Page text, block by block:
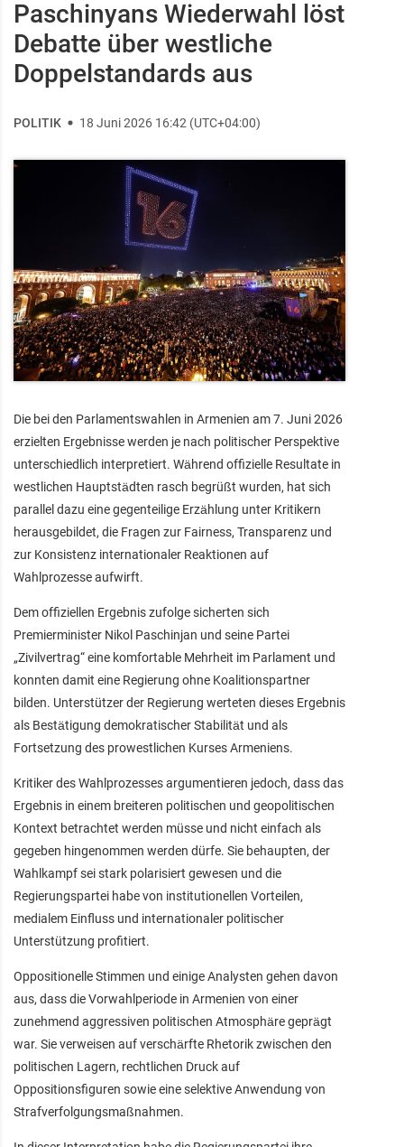
Paschinyans Wiederwahl löst
Debatte über westliche
Doppelstandards aus
POLITIK 18 Juni 2026 16:42 (UTC+04:00)
Die bei den Parlamentswahlen in Armenien am 7. Juni 2026
erzielten Ergebnisse werden je nach politischer Perspektive
unterschiedlich interpretiert. Während offizielle Resultate in
westlichen Hauptstädten rasch begrüßt wurden, hat sich
parallel dazu eine gegenteilige Erzählung unter Kritikern
herausgebildet, die Fragen zur Fairness, Transparenz und
zur Konsistenz internationaler Reaktionen auf
Wahlprozesse aufwirft.
Dem offiziellen Ergebnis zufolge sicherten sich
Premierminister Nikol Paschinjan und seine Partei
„Zivilvertrag“ eine komfortable Mehrheit im Parlament und
konnten damit eine Regierung ohne Koalitionspartner
bilden. Unterstützer der Regierung werteten dieses Ergebnis
als Bestätigung demokratischer Stabilität und als
Fortsetzung des prowestlichen Kurses Armeniens.
Kritiker des Wahlprozesses argumentieren jedoch, dass das
Ergebnis in einem breiteren politischen und geopolitischen
Kontext betrachtet werden müsse und nicht einfach als
gegeben hingenommen werden dürfe. Sie behaupten, der
Wahlkampf sei stark polarisiert gewesen und die
Regierungspartei habe von institutionellen Vorteilen,
medialem Einfluss und internationaler politischer
Unterstützung profitiert.
Oppositionelle Stimmen und einige Analysten gehen davon
aus, dass die Vorwahlperiode in Armenien von einer
zunehmend aggressiven politischen Atmosphäre geprägt
war. Sie verweisen auf verschärfte Rhetorik zwischen den
politischen Lagern, rechtlichen Druck auf
Oppositionsfiguren sowie eine selektive Anwendung von
Strafverfolgungsmaßnahmen.